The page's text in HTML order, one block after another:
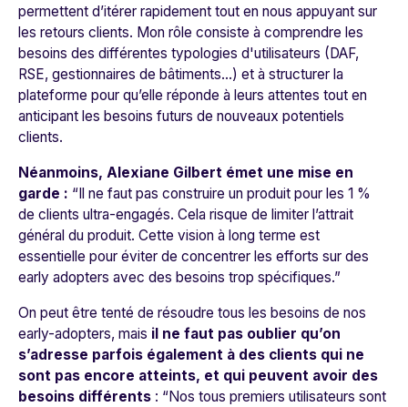
permettent d’itérer rapidement tout en nous appuyant sur
les retours clients. Mon rôle consiste à comprendre les
besoins des différentes typologies d'utilisateurs (DAF,
RSE, gestionnaires de bâtiments…) et à structurer la
plateforme pour qu’elle réponde à leurs attentes tout en
anticipant les besoins futurs de nouveaux potentiels
clients.
Néanmoins, Alexiane Gilbert émet une mise en
garde : “Il ne faut pas construire un produit pour les 1 %
de clients ultra-engagés. Cela risque de limiter l’attrait
général du produit. Cette vision à long terme est
essentielle pour éviter de concentrer les efforts sur des
early adopters avec des besoins trop spécifiques.”
On peut être tenté de résoudre tous les besoins de nos
early-adopters, mais il ne faut pas oublier qu’on
s’adresse parfois également à des clients qui ne
sont pas encore atteints, et qui peuvent avoir des
besoins différents : “Nos tous premiers utilisateurs sont